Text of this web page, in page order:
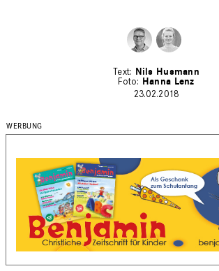
Nils Husmann
Hanna Lenz
23.02.2018